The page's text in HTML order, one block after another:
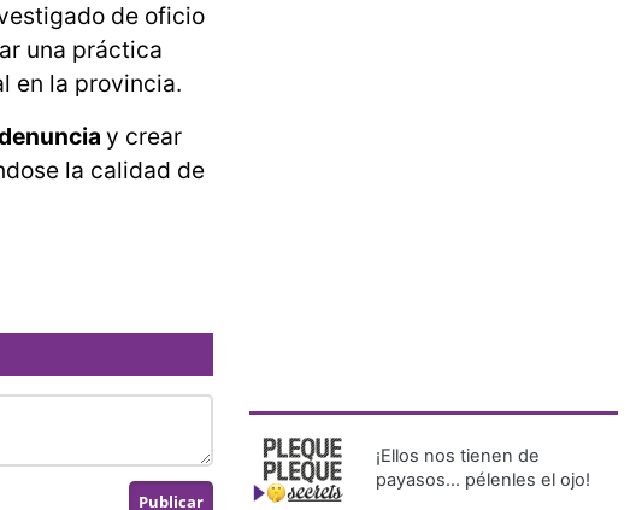
de oficio
una práctica
en la provincia.
y crear
la calidad de
¡Ellos nos tienen de
payasos… pélenles el ojo!